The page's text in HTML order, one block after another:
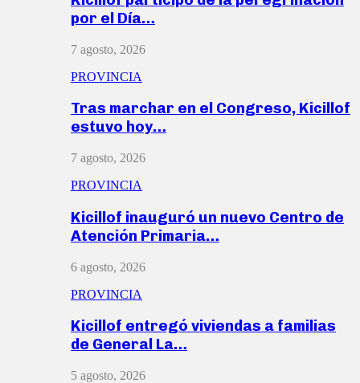
por el Día…
7 agosto, 2026
PROVINCIA
Tras marchar en el Congreso, Kicillof
estuvo hoy…
7 agosto, 2026
PROVINCIA
Kicillof inauguró un nuevo Centro de
Atención Primaria…
6 agosto, 2026
PROVINCIA
Kicillof entregó viviendas a familias
de General La…
5 agosto, 2026